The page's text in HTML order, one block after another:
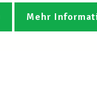
Mehr